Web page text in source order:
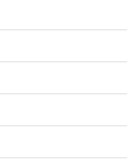
территориальных
условий